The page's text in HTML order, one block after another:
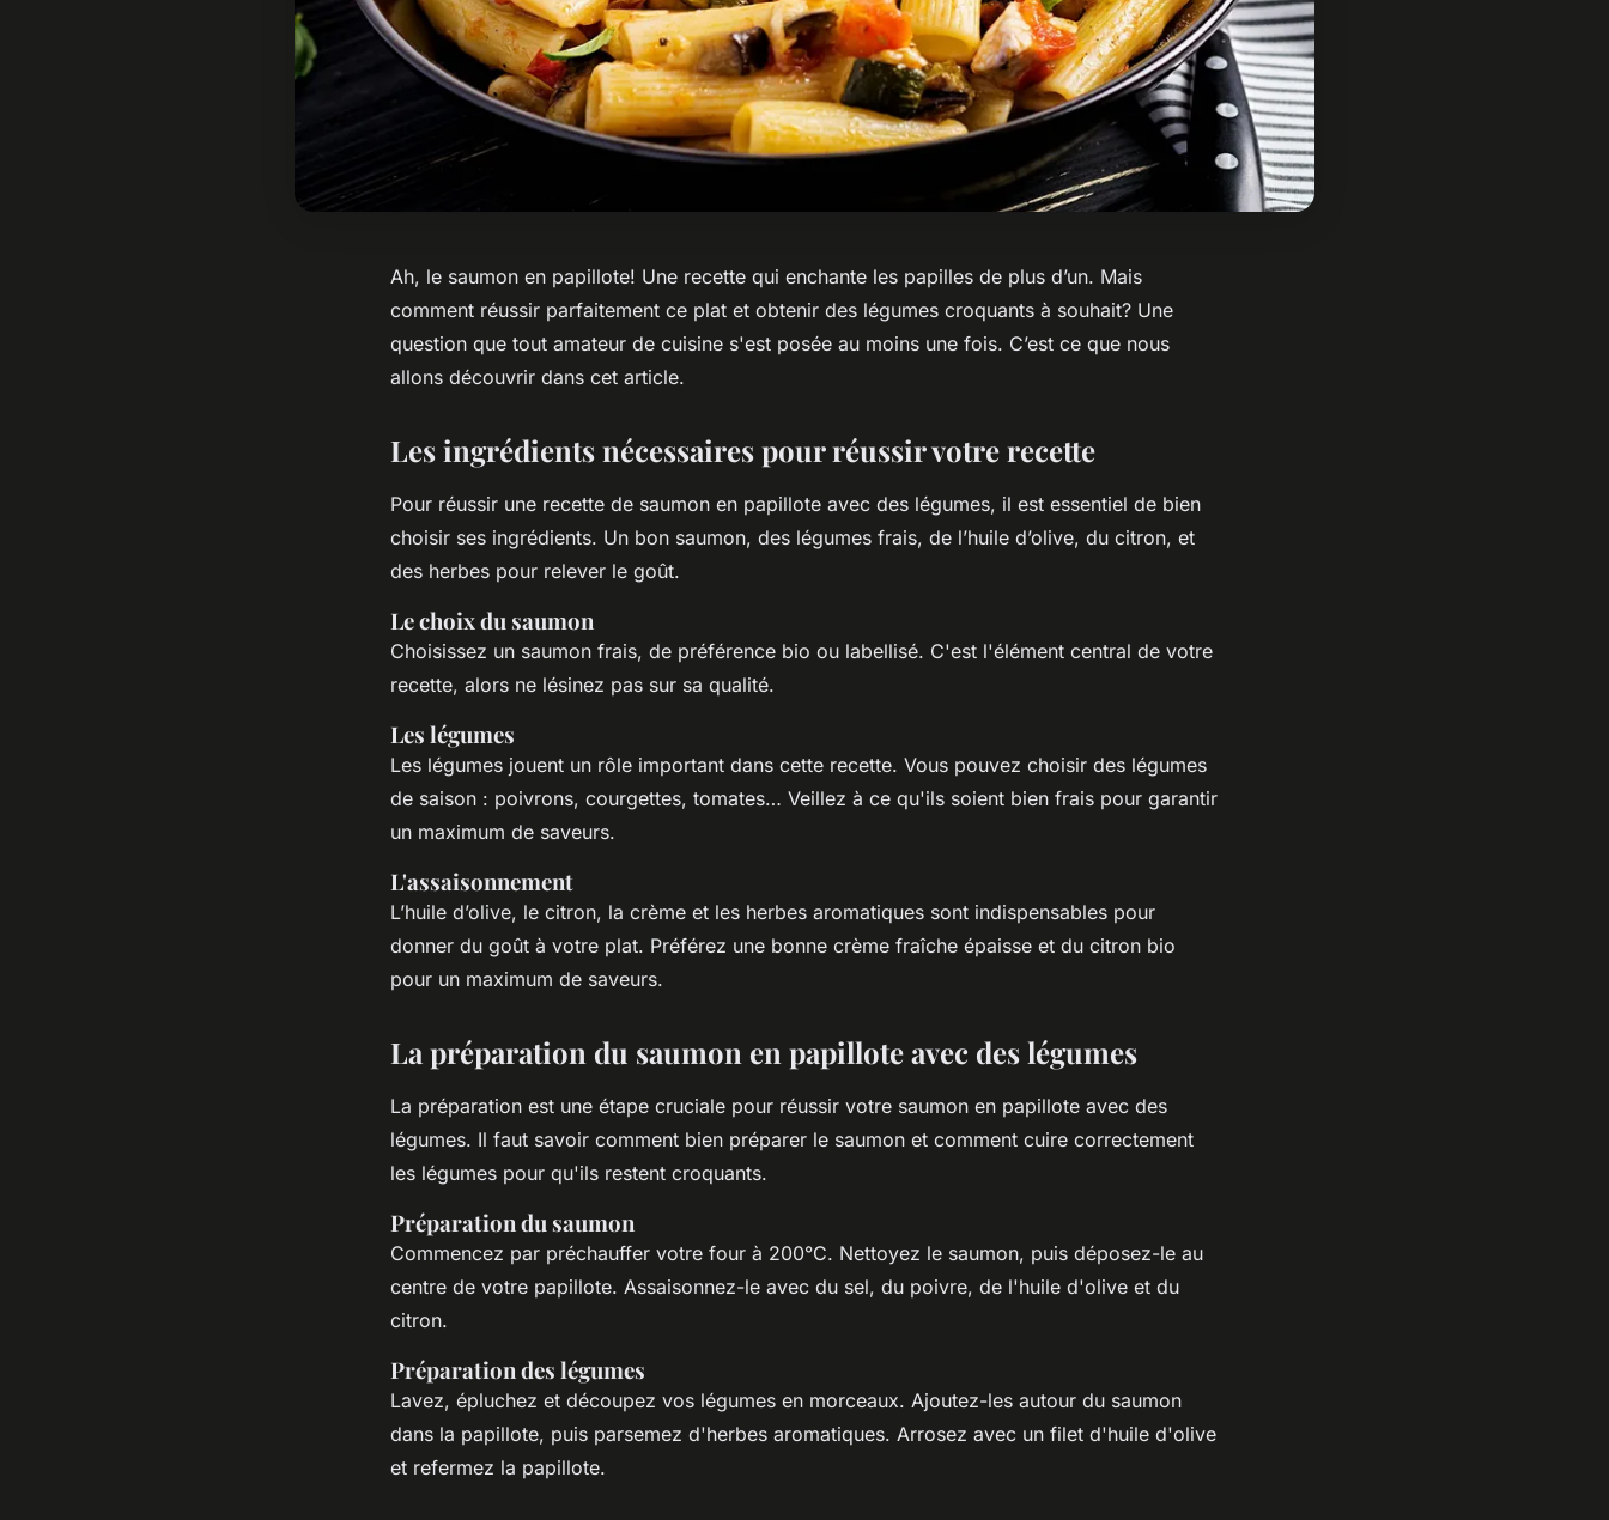
Ah, le saumon en papillote! Une recette qui enchante les papilles de plus d’un. Mais
comment réussir parfaitement ce plat et obtenir des légumes croquants à souhait? Une
question que tout amateur de cuisine s'est posée au moins une fois. C’est ce que nous
allons découvrir dans cet article.
Les ingrédients nécessaires pour réussir votre recette
Pour réussir une recette de saumon en papillote avec des légumes, il est essentiel de bien
choisir ses ingrédients. Un bon saumon, des légumes frais, de l’huile d’olive, du citron, et
des herbes pour relever le goût.
Le choix du saumon
Choisissez un saumon frais, de préférence bio ou labellisé. C'est l'élément central de votre
recette, alors ne lésinez pas sur sa qualité.
Les légumes
Les légumes jouent un rôle important dans cette recette. Vous pouvez choisir des légumes
de saison : poivrons, courgettes, tomates… Veillez à ce qu'ils soient bien frais pour garantir
un maximum de saveurs.
L'assaisonnement
L’huile d’olive, le citron, la crème et les herbes aromatiques sont indispensables pour
donner du goût à votre plat. Préférez une bonne crème fraîche épaisse et du citron bio
pour un maximum de saveurs.
La préparation du saumon en papillote avec des légumes
La préparation est une étape cruciale pour réussir votre saumon en papillote avec des
légumes. Il faut savoir comment bien préparer le saumon et comment cuire correctement
les légumes pour qu'ils restent croquants.
Préparation du saumon
Commencez par préchauffer votre four à 200°C. Nettoyez le saumon, puis déposez-le au
centre de votre papillote. Assaisonnez-le avec du sel, du poivre, de l'huile d'olive et du
citron.
Préparation des légumes
Lavez, épluchez et découpez vos légumes en morceaux. Ajoutez-les autour du saumon
dans la papillote, puis parsemez d'herbes aromatiques. Arrosez avec un filet d'huile d'olive
et refermez la papillote.